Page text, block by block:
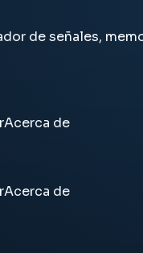
de señales,
Acerca de
Acerca de